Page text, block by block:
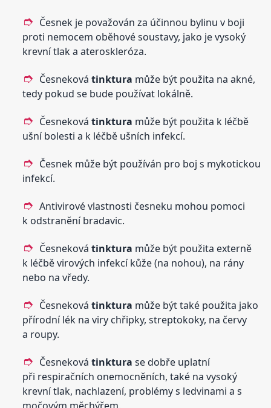
Česnek je považován za účinnou bylinu v boji
proti nemocem oběhové soustavy, jako je vysoký
krevní tlak a ateroskleróza.
Česnekovátinktura může být použita na akné,
tedy pokud se bude používat lokálně.
Česnekovátinktura může být použita k léčbě
ušní bolesti a k léčbě ušních infekcí.
Česnek může být používán pro boj s mykotickou
infekcí.
Antivirové vlastnosti česneku mohou pomoci
k odstranění bradavic.
Česnekovátinktura může být použita externě
k léčbě virových infekcí kůže (na nohou), na rány
nebo na vředy.
Česnekovátinktura může být také použita jako
přírodní lék na viry chřipky, streptokoky, na červy
a roupy.
Česnekovátinktura se dobře uplatní
při respiračních onemocněních, také na vysoký
krevní tlak, nachlazení, problémy s ledvinami a s